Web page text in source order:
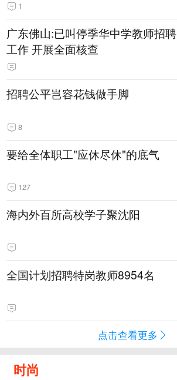
1
广东佛山:已叫停季华中学教师招聘
工作 开展全面核查
招聘公平岂容花钱做手脚
8
要给全体职工"应休尽休"的底气
127
海内外百所高校学子聚沈阳
全国计划招聘特岗教师8954名
点击查看更多
时尚